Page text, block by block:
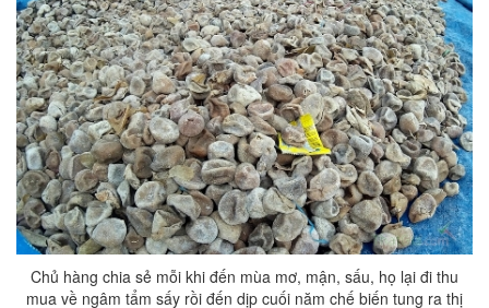
Chủ hàng chia sẻ mỗi khi đến mùa mơ, mận, sấu, họ lại đi thu
mua về ngâm tẩm sấy rồi đến dịp cuối năm chế biến tung ra thị